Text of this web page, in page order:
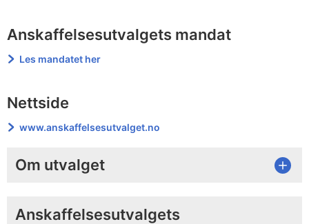
Anskaffelsesutvalgets mandat
Les mandatet her
Nettside
www.anskaffelsesutvalget.no
Om utvalget
Anskaffelsesutvalgets